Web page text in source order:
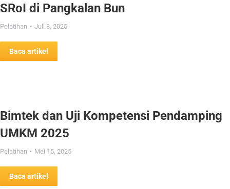
SRoI di Pangkalan Bun
Pelatihan Juli 3, 2025
Baca artikel
Bimtek dan Uji Kompetensi Pendamping
UMKM 2025
Pelatihan Mei 15, 2025
Baca artikel